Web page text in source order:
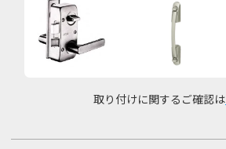
取り付けに関するご確認は